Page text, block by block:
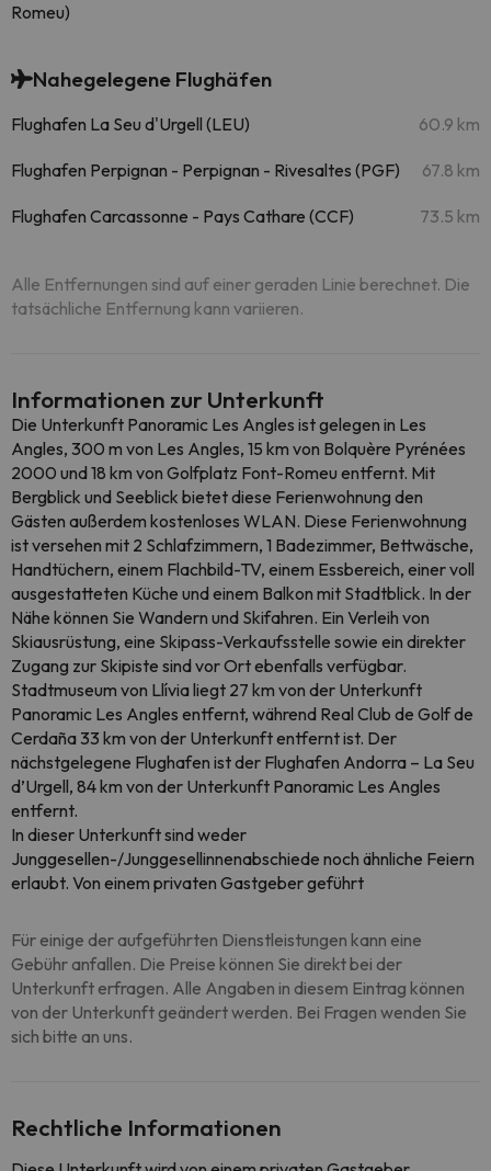
Romeu)
Nahegelegene Flughäfen
Flughafen La Seu d'Urgell (LEU) 60.9 km
Flughafen Perpignan - Perpignan - Rivesaltes (PGF) 67.8 km
Flughafen Carcassonne - Pays Cathare (CCF) 73.5 km
Alle Entfernungen sind auf einer geraden Linie berechnet. Die
tatsächliche Entfernung kann variieren.
Informationen zur Unterkunft
Die Unterkunft Panoramic Les Angles ist gelegen in Les
Angles, 300 m von Les Angles, 15 km von Bolquère Pyrénées
2000 und 18 km von Golfplatz Font-Romeu entfernt. Mit
Bergblick und Seeblick bietet diese Ferienwohnung den
Gästen außerdem kostenloses WLAN. Diese Ferienwohnung
ist versehen mit 2 Schlafzimmern, 1 Badezimmer, Bettwäsche,
Handtüchern, einem Flachbild-TV, einem Essbereich, einer voll
ausgestatteten Küche und einem Balkon mit Stadtblick. In der
Nähe können Sie Wandern und Skifahren. Ein Verleih von
Skiausrüstung, eine Skipass-Verkaufsstelle sowie ein direkter
Zugang zur Skipiste sind vor Ort ebenfalls verfügbar.
Stadtmuseum von Llívia liegt 27 km von der Unterkunft
Panoramic Les Angles entfernt, während Real Club de Golf de
Cerdaña 33 km von der Unterkunft entfernt ist. Der
nächstgelegene Flughafen ist der Flughafen Andorra – La Seu
d’Urgell, 84 km von der Unterkunft Panoramic Les Angles
entfernt.
In dieser Unterkunft sind weder
Junggesellen-/Junggesellinnenabschiede noch ähnliche Feiern
erlaubt. Von einem privaten Gastgeber geführt
Für einige der aufgeführten Dienstleistungen kann eine
Gebühr anfallen. Die Preise können Sie direkt bei der
Unterkunft erfragen. Alle Angaben in diesem Eintrag können
von der Unterkunft geändert werden. Bei Fragen wenden Sie
sich bitte an uns.
Rechtliche Informationen